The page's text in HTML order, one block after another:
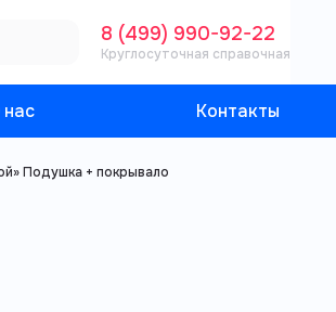
8 (499) 990-92-22
Круглосуточная справочная
Контакты
Подушка + покрывало